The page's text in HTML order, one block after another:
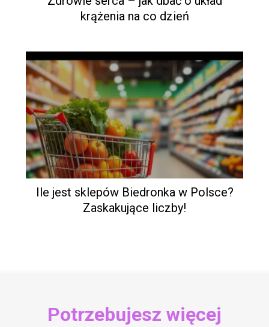
krążenia na co dzień
Ile jest sklepów Biedronka w Polsce?
Zaskakujące liczby!
Potrzebujesz więcej